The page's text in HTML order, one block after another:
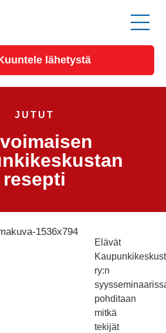
lähetystä
JUTUT
resepti
Elävät
ry:n
pohditaan
mitkä
tekijät